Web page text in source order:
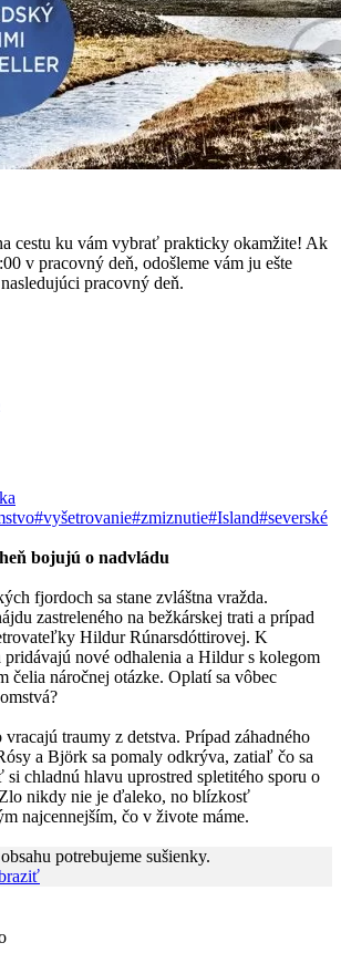
cestu ku vám vybrať prakticky okamžite! Ak
v pracovný deň, odošleme vám ju ešte
pracovný deň.
#vyšetrovanie#zmiznutie#Island#severské
bojujú o nadvládu
fjordoch sa stane zvláštna vražda.
zastreleného na bežkárskej trati a prípad
Hildur Rúnarsdóttirovej. K
nové odhalenia a Hildur s kolegom
čelia náročnej otázke. Oplatí sa vôbec
traumy z detstva. Prípad záhadného
a Björk sa pomaly odkrýva, zatiaľ čo sa
si chladnú hlavu uprostred spletitého sporu o
nikdy nie je ďaleko, no blízkosť
najcennejším, čo v živote máme.
potrebujeme sušienky.